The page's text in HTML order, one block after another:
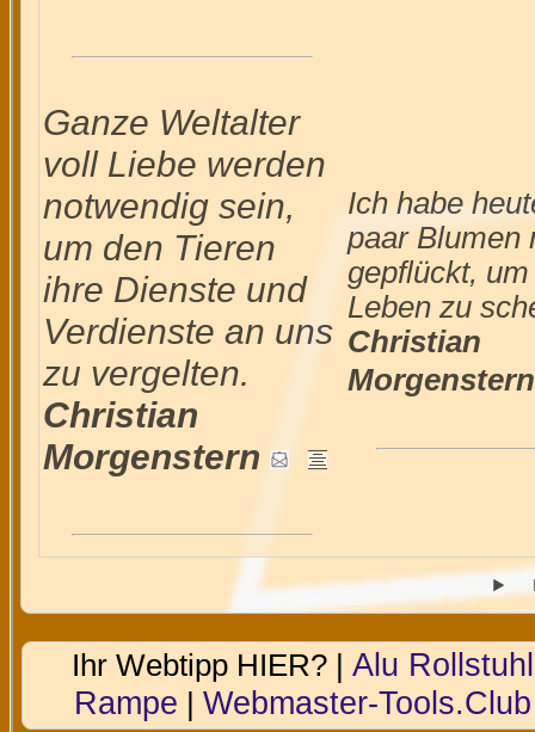
Ganze Weltalter
voll Liebe werden
notwendig sein,
um den Tieren
ihre Dienste und
Verdienste an uns
zu vergelten.
Christian
Morgenstern
Ich habe
paar Blumen
gepflückt,
Leben zu
Christian
Morgenstern
Ihr Webtipp HIER? |Alu Rollstuhl
Rampe |Webmaster-Tools.Club